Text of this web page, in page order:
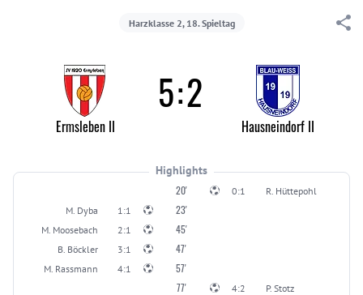
Harzklasse 2, 18. Spieltag
Ermsleben II
5:2
Hausneindorf II
Highlights
R. Hüttepohl
0:1
20'
M. Dyba 1:1 23'
M. Moosebach 2:1 45'
B. Böckler 3:1 47'
M. Rassmann 4:1 57'
P. Stotz
4:2
77'